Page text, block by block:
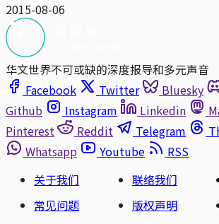
2015-08-06
华文世界不可或缺的深度报导和多元声音
Facebook
Twitter Bluesky
Github
Instagram Linkedin
Pinterest
Reddit Telegram
Whatsapp
Youtube
RSS
关于我们
联络我们
常见问题
版权声明